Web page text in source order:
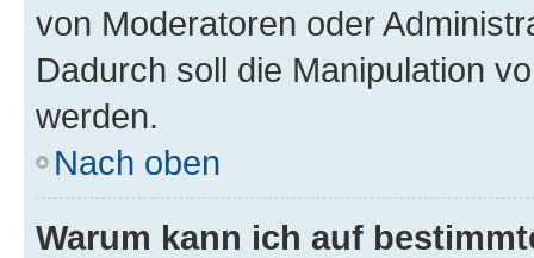
von Moderatoren oder
Dadurch soll die Manipulation
werden.
Nach oben
Warum kann ich auf